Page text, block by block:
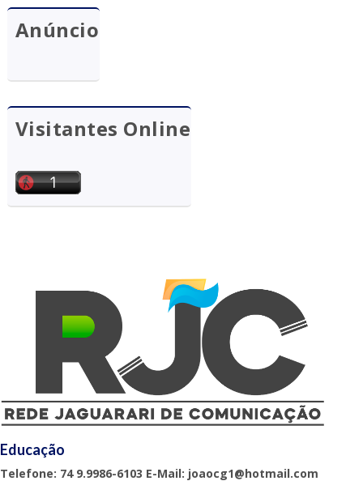
Anúncio
Visitantes Online
Educação
Telefone: 74 9.9986-6103 E-Mail: joaocg1@hotmail.com